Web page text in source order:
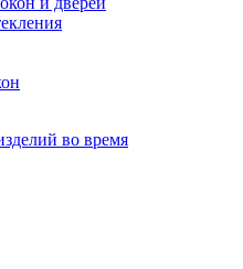
во время